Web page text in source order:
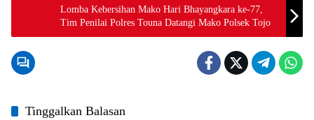
Lomba Kebersihan Mako Hari Bhayangkara ke-77,
Tim Penilai Polres Touna Datangi Mako Polsek Tojo
Tinggalkan Balasan